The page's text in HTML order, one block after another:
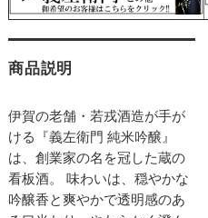
商品説明
伊賀の老舗・若戎酒造が手が
ける『義左衛門 純米吟醸』
は、創業家の名を冠した蔵の
看板酒。 味わいは、穏やかな
吟醸香と爽やかで透明感のあ